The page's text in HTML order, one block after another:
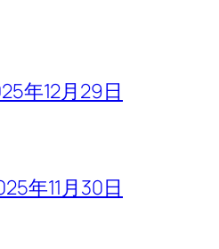
年12月29日
年11月30日